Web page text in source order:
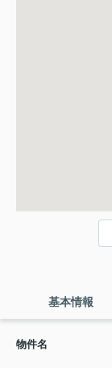
基本情報
物件名